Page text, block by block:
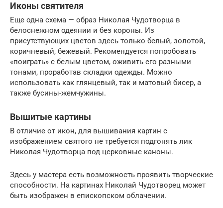
Иконы святителя
Еще одна схема — образ Николая Чудотворца в
белоснежном одеянии и без короны. Из
присутствующих цветов здесь только белый, золотой,
коричневый, бежевый. Рекомендуется попробовать
«поиграть» с белым цветом, оживить его разными
тонами, проработав складки одежды. Можно
использовать как глянцевый, так и матовый бисер, а
также бусины-жемчужины.
Вышитые картины
В отличие от икон, для вышивания картин с
изображением святого не требуется подгонять лик
Николая Чудотворца под церковные каноны.
Здесь у мастера есть возможность проявить творческие
способности. На картинах Николай Чудотворец может
быть изображен в епископском облачении.